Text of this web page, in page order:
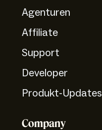
Agenturen
Affiliate
Support
Developer
Produkt-Updates
Company